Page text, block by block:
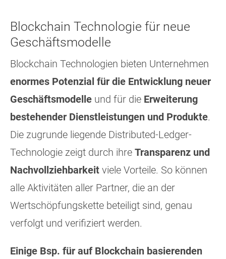
Blockchain Technologie für neue
Geschäftsmodelle
Blockchain Technologien bieten Unternehmen
enormes Potenzial für die Entwicklung neuer
Geschäftsmodelle und für die Erweiterung
bestehender Dienstleistungen und Produkte.
Die zugrunde liegende Distributed-Ledger-
Technologie zeigt durch ihre Transparenz und
Nachvollziehbarkeit viele Vorteile. So können
alle Aktivitäten aller Partner, die an der
Wertschöpfungskette beteiligt sind, genau
verfolgt und verifiziert werden.
Einige Bsp. für auf Blockchain basierenden